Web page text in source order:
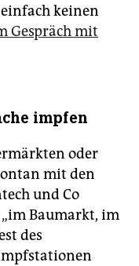
keinen
Gespräch mit
impfen
oder
mit den
und Co
„im Baumarkt, im
des